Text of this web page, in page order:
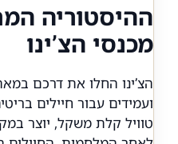
ההיסטוריה
מכנסי הצ’ינו
ועמידים עבור חיילים
טוויל קלת משקל, יוצר